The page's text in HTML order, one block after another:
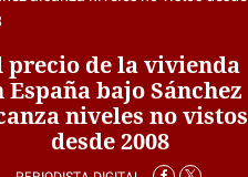
precio de la vivienda
España bajo Sánchez
niveles no vistos
desde 2008